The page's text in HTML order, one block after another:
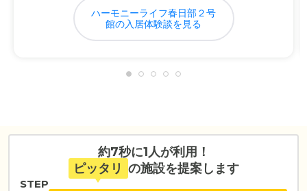
ハーモニーライフ春日部２号
館の入居体験談を見る
約7秒に1人が利用！
ピッタリ の施設を提案します
STEP